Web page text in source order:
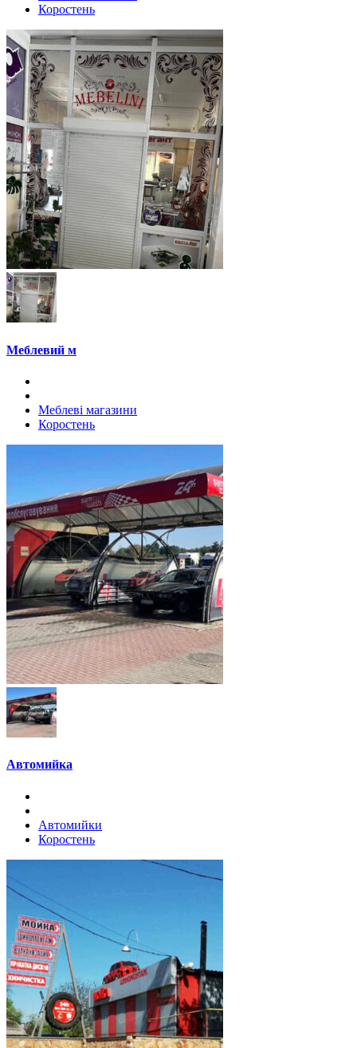
Коростень
Меблевий м
Меблеві магазини
Коростень
Автомийка
Автомийки
Коростень